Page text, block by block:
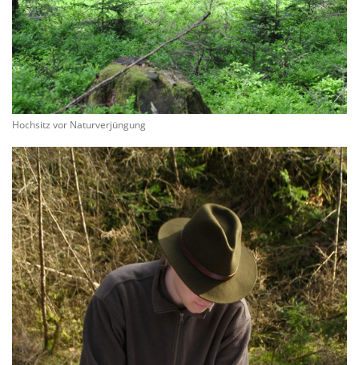
Hochsitz vor Naturverjüngung